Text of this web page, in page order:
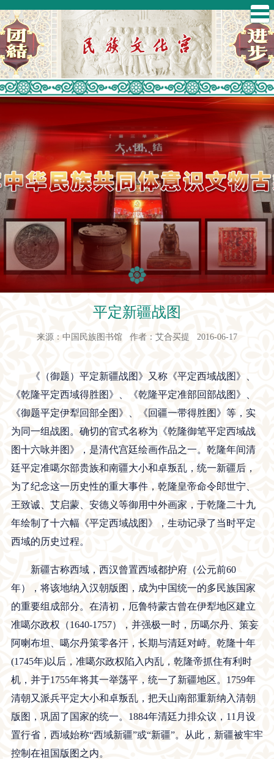
平定新疆战图
来源：中国民族图书馆 作者：艾合买提 2016-06-17
《（御题）平定新疆战图》又称《平定西域战图》、
《乾隆平定西域得胜图》、《乾隆平定准部回部战图》、
《御题平定伊犁回部全图》、《回疆一带得胜图》等，实
为同一组战图。确切的官式名称为《乾隆御笔平定西域战
图十六咏并图》，是清代宫廷绘画作品之一。乾隆年间清
廷平定准噶尔部贵族和南疆大小和卓叛乱，统一新疆后，
为了纪念这一历史性的重大事件，乾隆皇帝命令郎世宁、
王致诚、艾启蒙、安德义等御用中外画家，于乾隆二十九
年绘制了十六幅《平定西域战图》，生动记录了当时平定
西域的历史过程。
新疆古称西域，西汉曾置西域都护府（公元前60
年），将该地纳入汉朝版图，成为中国统一的多民族国家
的重要组成部分。在清初，厄鲁特蒙古曾在伊犁地区建立
准噶尔政权（1640-1757），并强极一时，历噶尔丹、策妄
阿喇布坦、噶尔丹策零各汗，长期与清廷对峙。乾隆十年
(1745年)以后，准噶尔政权陷入内乱，乾隆帝抓住有利时
机，并于1755年将其一举荡平，统一了新疆地区。1759年
清朝又派兵平定大小和卓叛乱，把天山南部重新纳入清朝
版图，巩固了国家的统一。1884年清廷力排众议，11月设
置行省，西域始称“西域新疆”或“新疆”。从此，新疆被牢牢
控制在祖国版图之内。